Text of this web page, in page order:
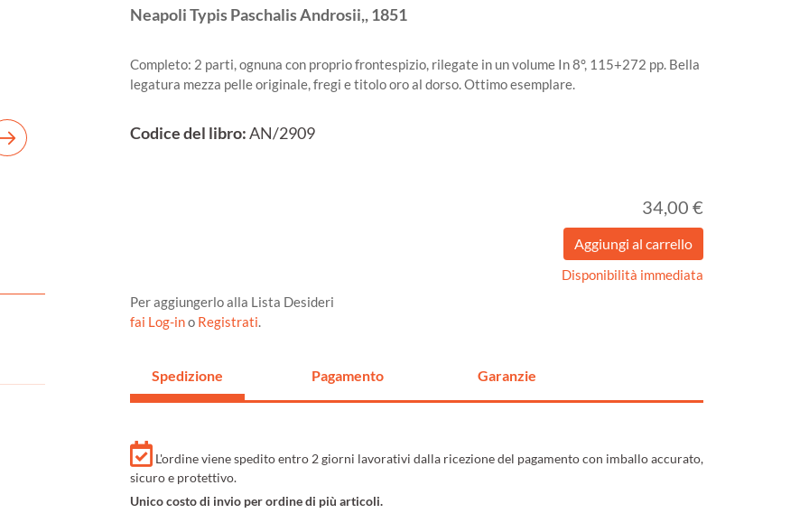
NeapoliTypis Paschalis Androsii,,1851
Completo: 2 parti, ognuna con proprio frontespizio, rilegate in un volume In 8°, 115+272 pp. Bella
legatura mezza pelle originale, fregi e titolo oro al dorso. Ottimo esemplare.
Codice del libro:AN/2909
34,00 €
Disponibilità immediata
Per aggiungerlo alla Lista Desideri
fai Log-ino Registrati.
Spedizione Pagamento Garanzie
L'ordine viene spedito entro 2 giorni lavorativi dalla ricezione del pagamento con imballo accurato,
sicuro e protettivo.
Unico costo di invio per ordine di più articoli.